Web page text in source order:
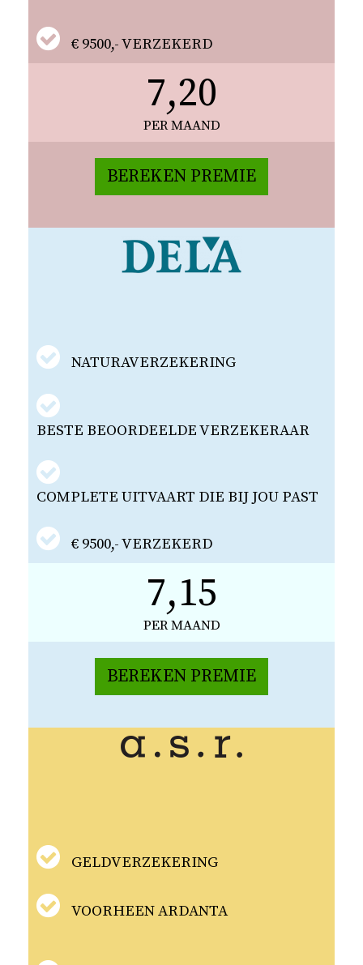
€ 9500,- VERZEKERD
7,20
PER MAAND
BEREKEN PREMIE
NATURAVERZEKERING
BESTE BEOORDEELDE VERZEKERAAR
COMPLETE UITVAART DIE BIJ JOU PAST
€ 9500,- VERZEKERD
7,15
PER MAAND
BEREKEN PREMIE
GELDVERZEKERING
VOORHEEN ARDANTA